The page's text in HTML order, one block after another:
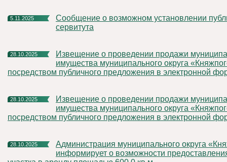
5.11.2025
Сообщение о возможном установлении публичного
сервитута
28.10.2025
Извещение о проведении продажи муниципального
имущества муниципального округа
посредством публичного предложения в электронной
28.10.2025
Извещение о проведении продажи муниципального
имущества муниципального округа
посредством публичного предложения в электронной
28.10.2025
Администрация муниципального округа «Княжпогостский»
информирует о возможности